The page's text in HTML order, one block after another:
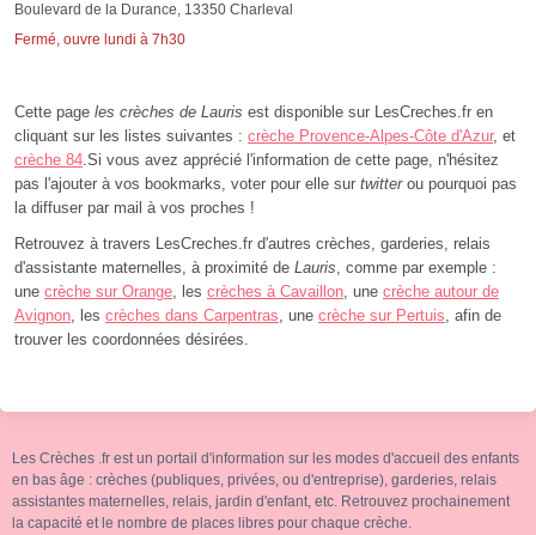
Boulevard de la Durance, 13350 Charleval
Fermé, ouvre lundi à 7h30
Cette page les crèches de Lauris est disponible sur LesCreches.fr en
cliquant sur les listes suivantes : crèche Provence-Alpes-Côte d'Azur, et
crèche 84.Si vous avez apprécié l'information de cette page, n'hésitez
pas l'ajouter à vos bookmarks, voter pour elle sur twitterou pourquoi pas
la diffuser par mail à vos proches !
Retrouvez à travers LesCreches.fr d'autres crèches, garderies, relais
d'assistante maternelles, à proximité de Lauris, comme par exemple :
une crèche sur Orange, les crèches à Cavaillon, une crèche autour de
Avignon, les crèches dans Carpentras, une crèche sur Pertuis, afin de
trouver les coordonnées désirées.
Les Crèches .fr est un portail d'information sur les modes d'accueil des enfants
en bas âge : crèches (publiques, privées, ou d'entreprise), garderies, relais
assistantes maternelles, relais, jardin d'enfant, etc. Retrouvez prochainement
la capacité et le nombre de places libres pour chaque crèche.